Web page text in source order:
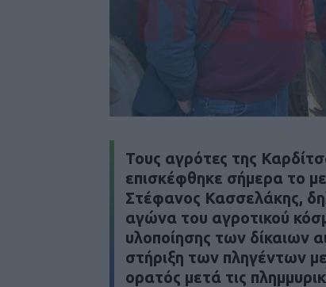
Τους αγρότες της
επισκέφθηκε σήμερα το
Στέφανος Κασσελάκης,
αγώνα του αγροτικού
υλοποίησης των δίκαιων
στήριξη των πληγέντων
ορατός μετά τις